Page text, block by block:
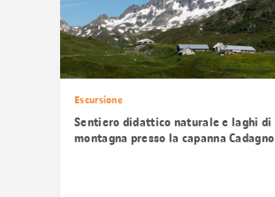
Escursione
Sentiero didattico naturale e laghi di
montagna presso la capanna Cadagno